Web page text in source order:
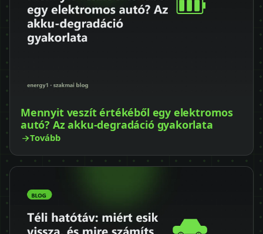
Mennyit veszít értékéből egy elektromos
autó? Az akku-degradáció gyakorlata
Tovább